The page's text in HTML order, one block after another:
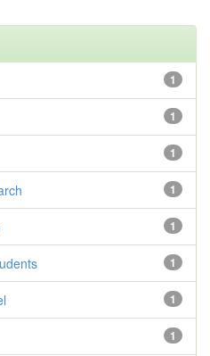
1
1
1
1
1
1
1
1